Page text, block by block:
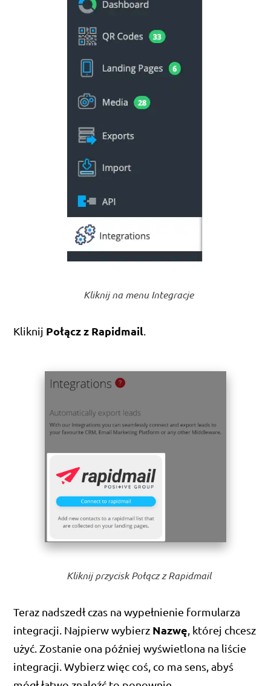
Kliknij na menu Integracje
Kliknij Połącz z Rapidmail
Kliknij przycisk Połącz z Rapidmail
Teraz nadszedł czas na wypełnienie formularza
integracji. Najpierw wybierz Nazwę, której chcesz
użyć. Zostanie ona później wyświetlona na liście
integracji. Wybierz więc coś, co ma sens, abyś